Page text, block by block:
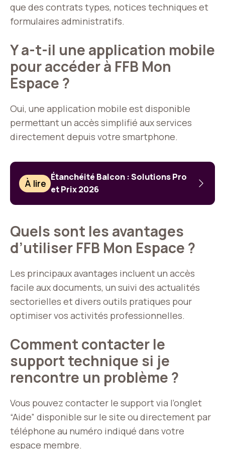
que des contrats types, notices techniques et
formulaires administratifs.
Y a-t-il une application mobile
pour accéder à FFB Mon
Espace ?
Oui, une application mobile est disponible
permettant un accès simplifié aux services
directement depuis votre smartphone.
À lire
Étanchéité Balcon : Solutions Pro
et Prix 2026
Quels sont les avantages
d’utiliser FFB Mon Espace ?
Les principaux avantages incluent un accès
facile aux documents, un suivi des actualités
sectorielles et divers outils pratiques pour
optimiser vos activités professionnelles.
Comment contacter le
support technique si je
rencontre un problème ?
Vous pouvez contacter le support via l’onglet
“Aide” disponible sur le site ou directement par
téléphone au numéro indiqué dans votre
espace membre.